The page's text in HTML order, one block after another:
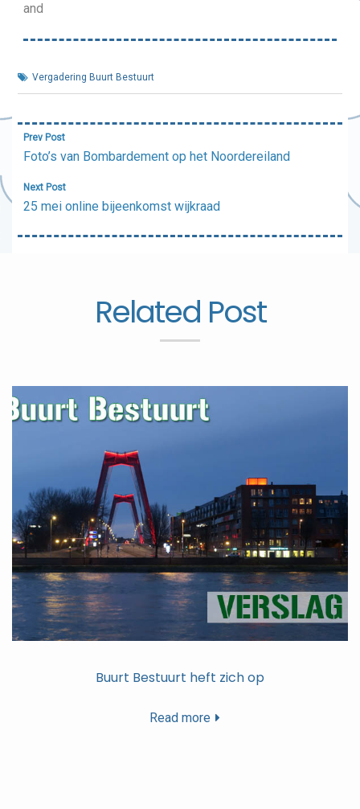
and
Vergadering Buurt Bestuurt
Bericht
navigatie
Prev Post
Foto’s van Bombardement op het Noordereiland
Next Post
25 mei online bijeenkomst wijkraad
Related Post
Buurt Bestuurt heft zich op
Read more